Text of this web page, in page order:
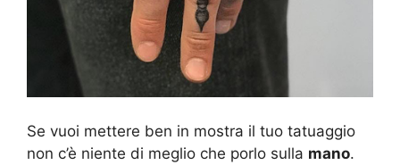
Se vuoi mettere ben in mostra il tuo tatuaggio
non c’è niente di meglio che porlo sulla mano.